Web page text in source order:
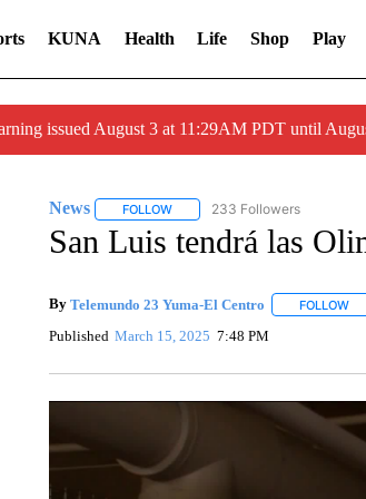
KUNA Health Life Shop Play
issued August 3 at 11:29AM PDT until
News FOLLOWFOLLOW "NEWS" TO RECEIVE
233 Followers
San Luis tendrá las
By Telemundo 23 Yuma-El Centro FOLLOW
Published March 15, 2025 7:48 PM